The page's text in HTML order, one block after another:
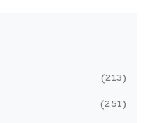
213
251